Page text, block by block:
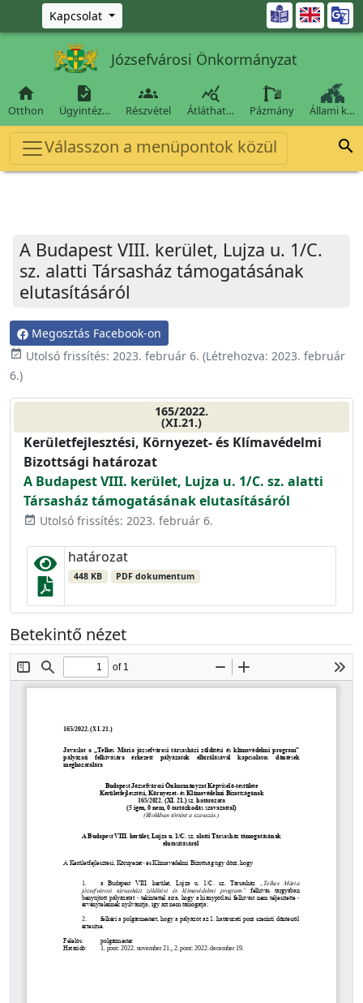
Ugrás a fő tartalomra
Kapcsolat 
Józsefvárosi Önkormányzat

Otthon

Ügyintéz…

Részvétel

Átláthat… Pázmány Állami k…
Válasszon a menüpontok közül 
A Budapest VIII. kerület, Lujza u. 1/C.
sz. alatti Társasház támogatásának
elutasításáról
Megosztás Facebook-on
event_available Utolsó frissítés: 2023. február 6. (Létrehozva: 2023. február
6.)
165/2022.
(XI.21.)
Kerületfejlesztési, Környezet- és Klímavédelmi
Bizottsági határozat
A Budapest VIII. kerület, Lujza u. 1/C. sz. alatti
Társasház támogatásának elutasításáról
event_available Utolsó frissítés: 2023. február 6.
határozat
448 KB PDF dokumentum
Betekintő nézet